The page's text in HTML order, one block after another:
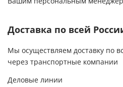
Доставка по всей
Мы осуществляем доставку по
через транспортные компании
Деловые линии